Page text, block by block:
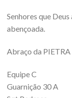
Senhores que
abençoada.
Abraço da
Equipe C
Guarnição 30 A